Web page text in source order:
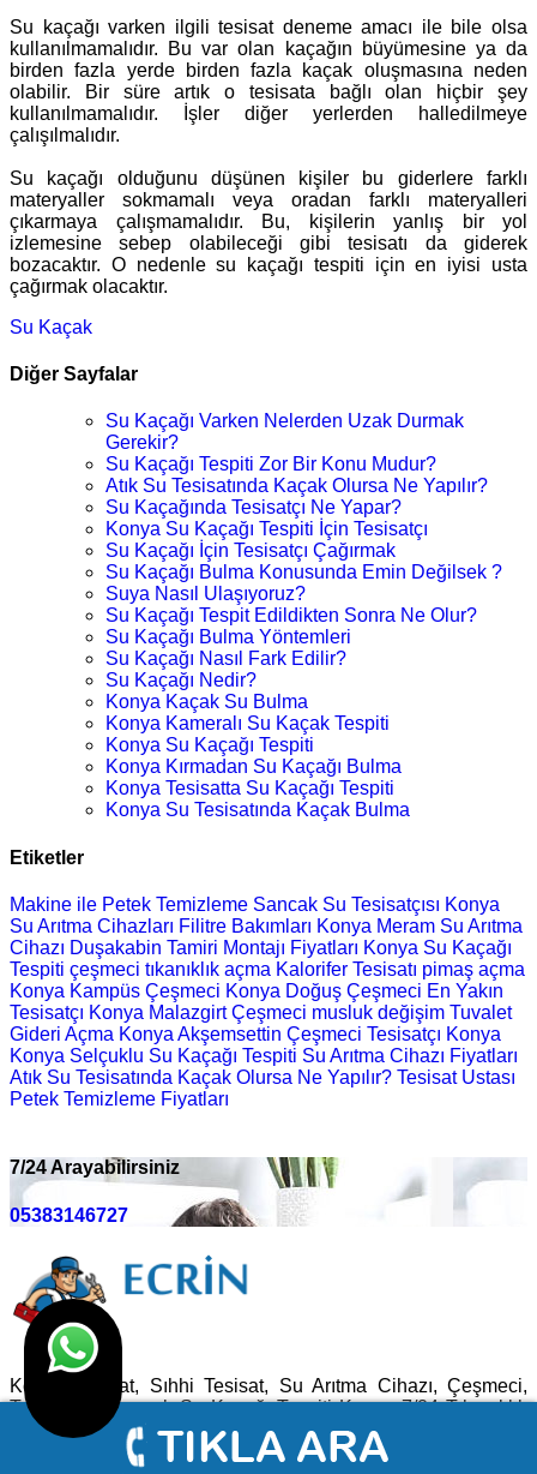
Su kaçağı varken ilgili tesisat deneme amacı ile bile olsa
kullanılmamalıdır. Bu var olan kaçağın büyümesine ya da
birden fazla yerde birden fazla kaçak oluşmasına neden
olabilir. Bir süre artık o tesisata bağlı olan hiçbir şey
kullanılmamalıdır. İşler diğer yerlerden halledilmeye
çalışılmalıdır.
Su kaçağı olduğunu düşünen kişiler bu giderlere farklı
materyaller sokmamalı veya oradan farklı materyalleri
çıkarmaya çalışmamalıdır. Bu, kişilerin yanlış bir yol
izlemesine sebep olabileceği gibi tesisatı da giderek
bozacaktır. O nedenle su kaçağı tespiti için en iyisi usta
çağırmak olacaktır.
Su Kaçak
Diğer Sayfalar
Su Kaçağı Varken Nelerden Uzak Durmak
Gerekir?
Su Kaçağı Tespiti Zor Bir Konu Mudur?
Atık Su Tesisatında Kaçak Olursa Ne Yapılır?
Su Kaçağında Tesisatçı Ne Yapar?
Konya Su Kaçağı Tespiti İçin Tesisatçı
Su Kaçağı İçin Tesisatçı Çağırmak
Su Kaçağı Bulma Konusunda Emin Değilsek ?
Suya Nasıl Ulaşıyoruz?
Su Kaçağı Tespit Edildikten Sonra Ne Olur?
Su Kaçağı Bulma Yöntemleri
Su Kaçağı Nasıl Fark Edilir?
Su Kaçağı Nedir?
Konya Kaçak Su Bulma
Konya Kameralı Su Kaçak Tespiti
Konya Su Kaçağı Tespiti
Konya Kırmadan Su Kaçağı Bulma
Konya Tesisatta Su Kaçağı Tespiti
Konya Su Tesisatında Kaçak Bulma
Etiketler
Makine ile Petek Temizleme Sancak Su Tesisatçısı Konya
Su Arıtma Cihazları Filitre Bakımları Konya Meram Su Arıtma
Cihazı Duşakabin Tamiri Montajı Fiyatları Konya Su Kaçağı
Tespiti çeşmeci tıkanıklık açma Kalorifer Tesisatı pimaş açma
Konya Kampüs Çeşmeci Konya Doğuş Çeşmeci En Yakın
Tesisatçı Konya Malazgirt Çeşmeci musluk değişim Tuvalet
Gideri Açma Konya Akşemsettin Çeşmeci Tesisatçı Konya
Konya Selçuklu Su Kaçağı Tespiti Su Arıtma Cihazı Fiyatları
Atık Su Tesisatında Kaçak Olursa Ne Yapılır? Tesisat Ustası
Petek Temizleme Fiyatları
7/24 Arayabilirsiniz
05383146727
Konya Tesisat, Sıhhi Tesisat, Su Arıtma Cihazı, Çeşmeci,
Tesisatçı, Kameralı Su Kaçağı Tespiti Konya 7/24 Tıkanıklık
Açma Tesisat Ustamız 30 Dakikada Yanınızda Olacaktır.
Whatsapp